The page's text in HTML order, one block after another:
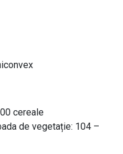
cereale
de vegetație: 104 –